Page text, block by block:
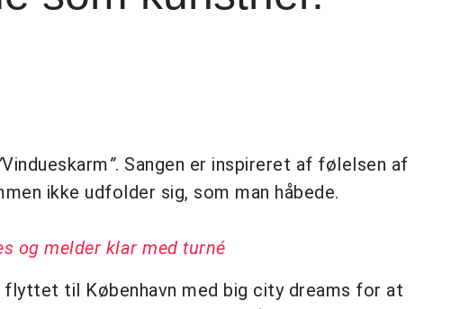
Vindueskarm”. Sangen er inspireret af følelsen af
ikke udfolder sig, som man håbede.
og melder klar med turné
til København med big city dreams for at